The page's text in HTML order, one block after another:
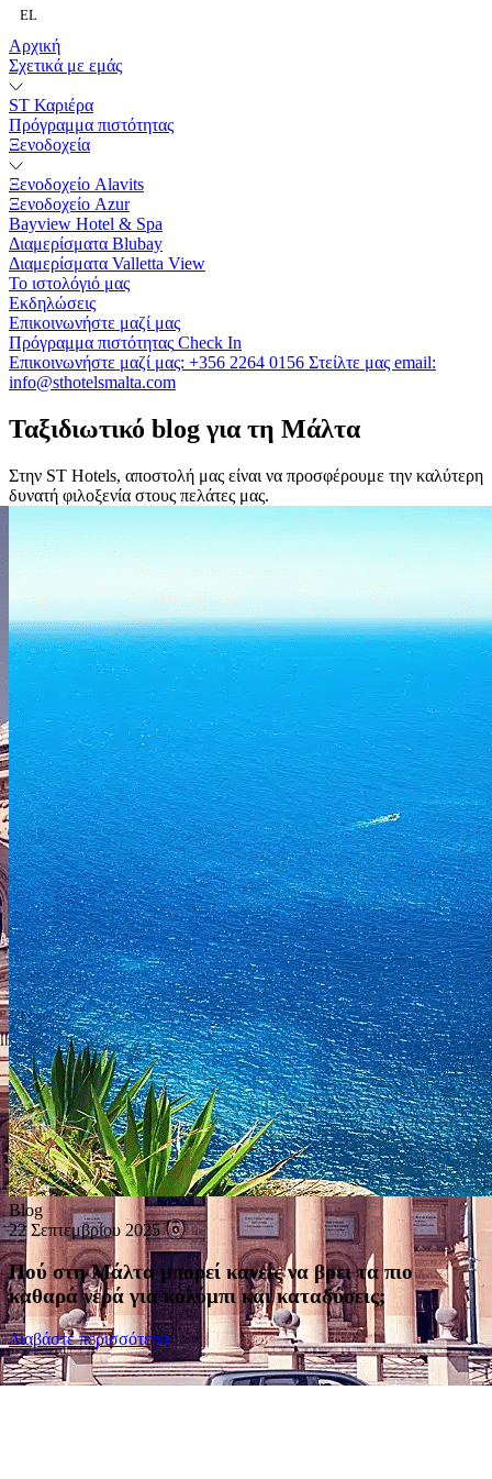
EL
Αρχική
Σχετικά με εμάς
ST Καριέρα
Πρόγραμμα πιστότητας
Ξενοδοχεία
Ξενοδοχείο Alavits
Ξενοδοχείο Azur
Bayview Hotel & Spa
Διαμερίσματα Blubay
Διαμερίσματα Valletta View
Το ιστολόγιό μας
Εκδηλώσεις
Επικοινωνήστε μαζί μας
Πρόγραμμα πιστότητας Check In
Επικοινωνήστε μαζί μας: +356 2264 0156 Στείλτε μας email:
info@sthotelsmalta.com
Ταξιδιωτικό blog για τη Μάλτα
Στην ST Hotels, αποστολή μας είναι να προσφέρουμε την καλύτερη
δυνατή φιλοξενία στους πελάτες μας.
Blog
22 Σεπτεμβρίου 2025
Πού στη Μάλτα μπορεί κανείς να βρει τα πιο
καθαρά νερά για κολύμπι και καταδύσεις;
Διαβάστε περισσότερα